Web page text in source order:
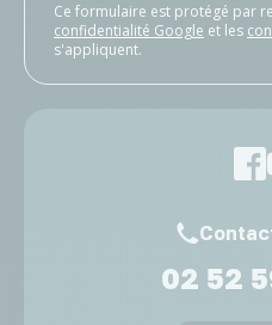
Ce formulaire est protégé par
confidentialité Google et les
s'appliquent.
02 52